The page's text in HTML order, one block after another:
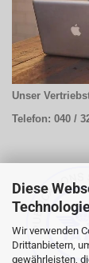
Diese
Wir verwenden
Drittanbietern,
gewährleisten,
Unser
Telefon: 040 /